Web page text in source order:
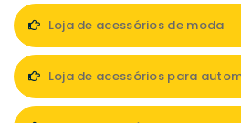
Loja de acessórios de moda
Loja de acessórios para